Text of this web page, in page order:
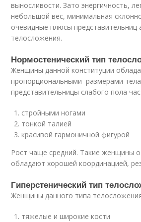
выносливости. Зато энергичность,
небольшой вес, минимальная
очевидные плюсы представительниц
телосложения.
Нормостенический тип
Женщины данной конституции
пропорциональными размерами
представительницы слабого пола
стройными ногами
тонкой талией
красивой гармоничной фигурой
Рост чаще средний. Такие женщины
обладают хорошей координацией,
Гиперстенический тип
Женщины данного типа
тяжелые и широкие кости